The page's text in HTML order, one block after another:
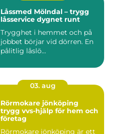
Låssmed Mölndal – trygg
låsservice dygnet runt
Trygghet i hemmet och på
jobbet börjar vid dörren. En
pålitlig låslö...
03. aug
Rörmokare jönköping
trygg vvs-hjälp för hem och
företag
Rörmokare jönköping är ett